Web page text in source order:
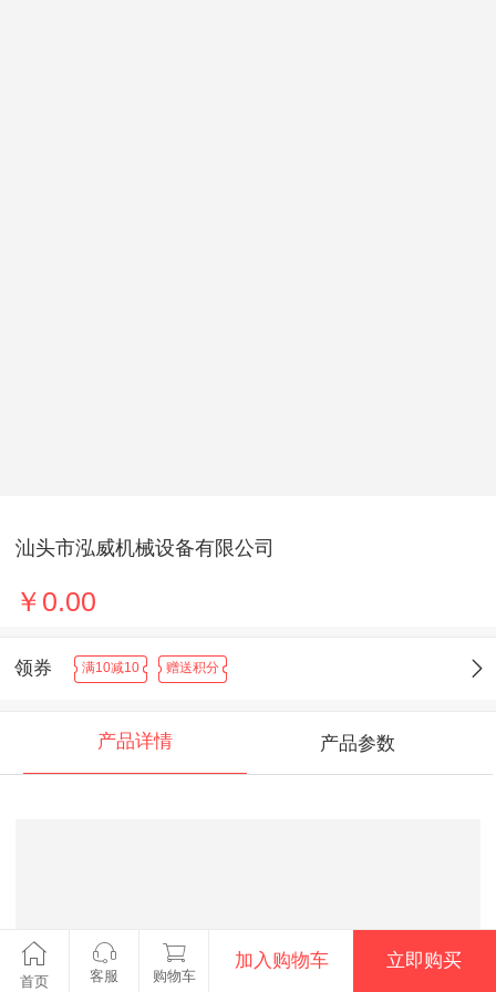
汕头市泓威机械设备有限公司
￥0.00
领券 满10减10 赠送积分
产品详情 产品参数
首页 客服 购物车
加入购物车 立即购买